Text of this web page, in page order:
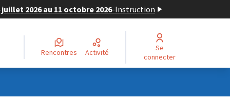
2026 au 11 octobre 2026-Instruction
Rencontres Activité
Se
connecter